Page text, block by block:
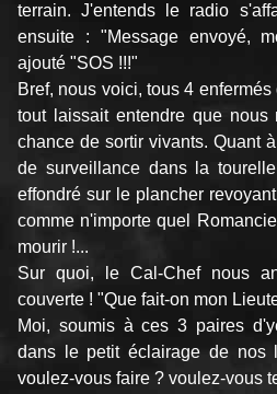
terrain. J'entends le radio
ensuite : "Message envoyé,
ajouté "SOS !!!"
Bref, nous voici, tous 4
tout laissait entendre que
chance de sortir vivants. Quant
de surveillance dans la
effondré sur le plancher
comme n'importe quel
mourir !...
Sur quoi, le Cal-Chef nous
couverte ! "Que fait-on mon
Moi, soumis à ces 3 paires
dans le petit éclairage de nos
voulez-vous faire ? voulez-vous